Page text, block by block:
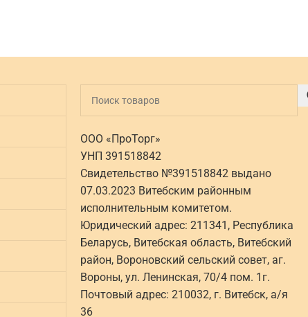
ООО «ПроТорг»
УНП 391518842
Свидетельство №391518842 выдано
07.03.2023 Витебским районным
исполнительным комитетом.
Юридический адрес: 211341, Республика
Беларусь, Витебская область, Витебский
район, Вороновский сельский совет, аг.
Вороны, ул. Ленинская, 70/4 пом. 1г.
Почтовый адрес: 210032, г. Витебск, а/я
36